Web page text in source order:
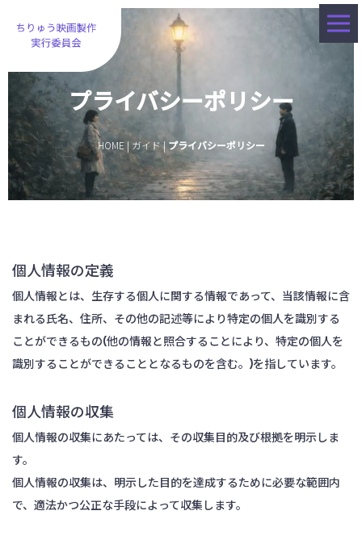
プライバシーポリシー
HOME| ガイド | プライバシーポリシー
個人情報の定義
個人情報とは、生存する個人に関する情報であって、当該情報に含
まれる氏名、住所、その他の記述等により特定の個人を識別する
ことができるもの(他の情報と照合することにより、特定の個人を
識別することができることとなるものを含む。)を指しています。
個人情報の収集
個人情報の収集にあたっては、その収集目的及び根拠を明示しま
す。
個人情報の収集は、明示した目的を達成するために必要な範囲内
で、適法かつ公正な手段によって収集します。